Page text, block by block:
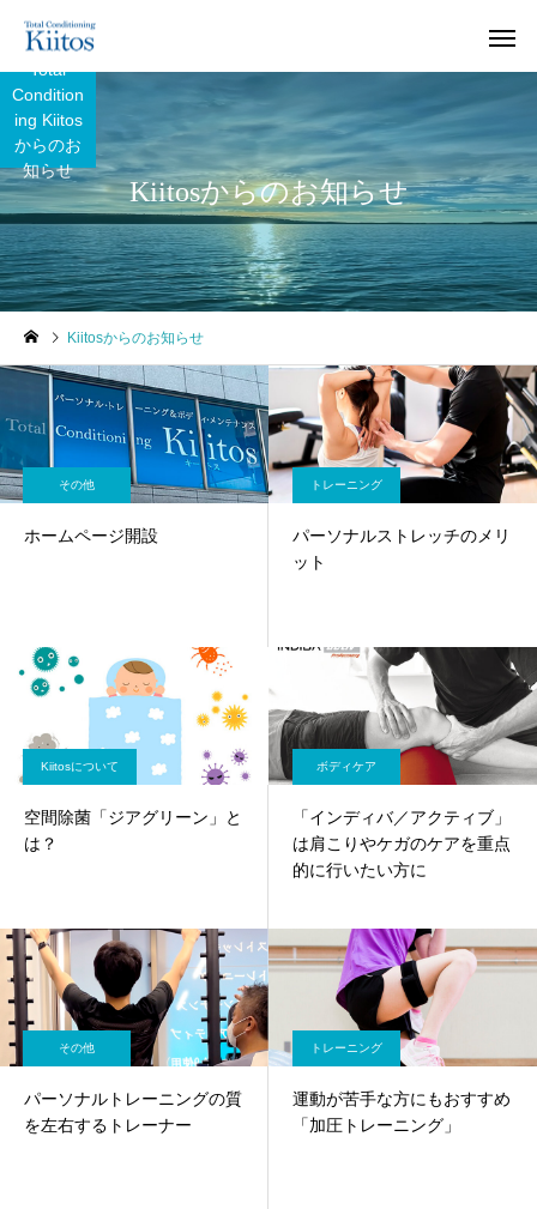
Kiitosからのお知らせ
Total
Condition
ing Kiitos
からのお
知らせ
Kiitosからのお知らせ
その他
ホームページ開設
トレーニング
パーソナルストレッチのメリ
ット
Kiitosについて
空間除菌「ジアグリーン」と
は？
ボディケア
「インディバ／アクティブ」
は肩こりやケガのケアを重点
的に行いたい方に
その他
パーソナルトレーニングの質
を左右するトレーナー
トレーニング
運動が苦手な方にもおすすめ
「加圧トレーニング」